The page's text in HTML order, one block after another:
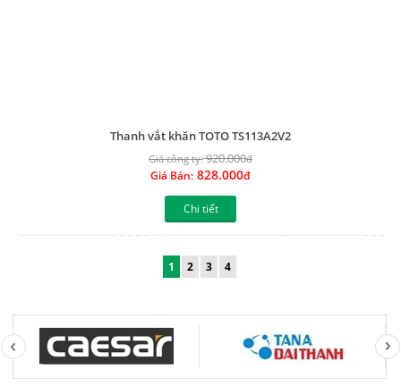
Thanh vắt khăn TOTO TS113A2V2
Giá công ty:920.000đ
Giá Bán: 828.000đ
Chi tiết
1 2 3 4